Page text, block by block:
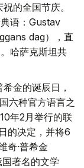
的全国节庆。
语：Gustav
dag），直
哈萨克斯坦共
金的诞辰日，
六种官方语言之
年2月举行的联
的决定，并将6
奇·普希金
著名的文学